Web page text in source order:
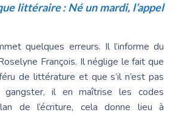
littéraire : Né un mardi, l’appel
quelques erreurs. Il l’informe du
François. Il néglige le fait que
de littérature et que s’il n’est pas
il en maîtrise les codes
de l’écriture, cela donne lieu à